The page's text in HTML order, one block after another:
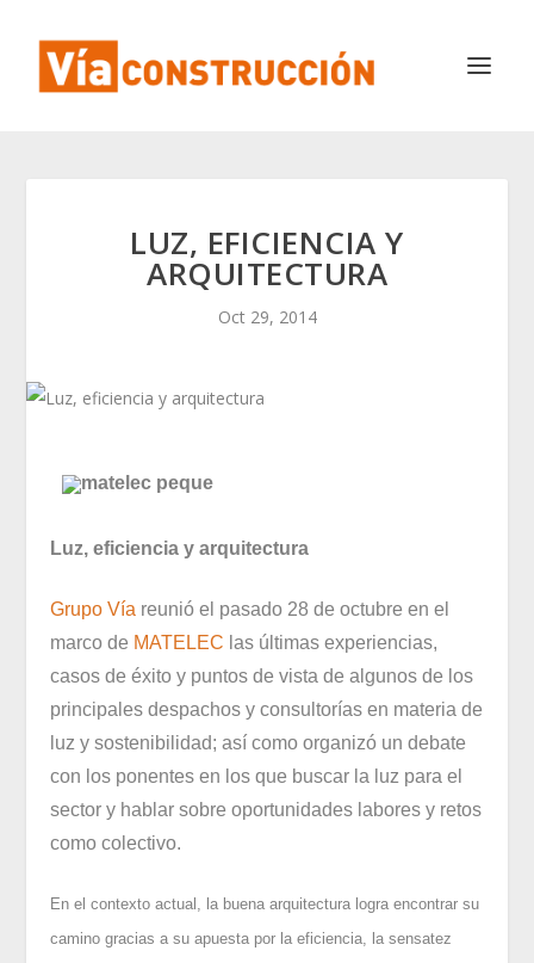
LUZ, EFICIENCIA Y
ARQUITECTURA
Oct 29, 2014
Luz, eficiencia y arquitectura
Grupo Vía reunió el pasado 28 de octubre en el
marco de MATELEC las últimas experiencias,
casos de éxito y puntos de vista de algunos de los
principales despachos y consultorías en materia de
luz y sostenibilidad; así como organizó un debate
con los ponentes en los que buscar la luz para el
sector y hablar sobre oportunidades labores y retos
como colectivo.
En el contexto actual, la buena arquitectura logra encontrar su
camino gracias a su apuesta por la eficiencia, la sensatez